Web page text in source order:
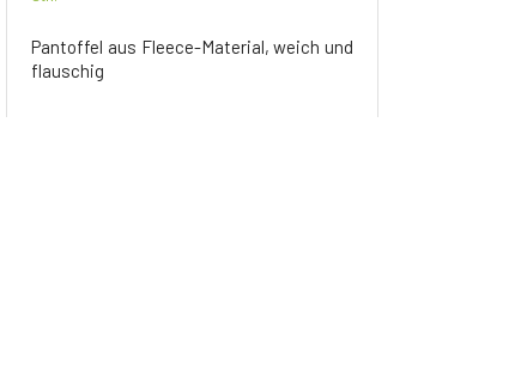
Pantoffel aus Fleece-Material, weich und
flauschig